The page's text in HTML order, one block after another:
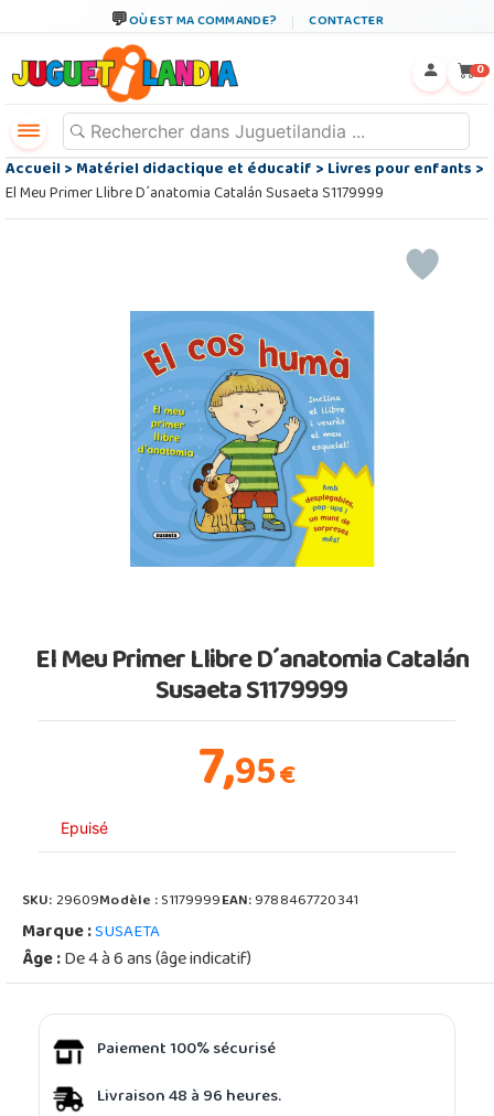
OÙ EST MA COMMANDE? CONTACTER
0
Accueil>Matériel didactique et éducatif>Livres pour enfants>
El Meu Primer Llibre D´anatomia Catalán Susaeta S1179999
El Meu Primer Llibre D´anatomia Catalán
Susaeta S1179999
7,95€
Epuisé
SKU:29609Modèle :S1179999EAN:9788467720341
Marque :SUSAETA
Âge :De 4 à 6 ans (âge indicatif)
Paiement 100% sécurisé
Livraison 48 à 96 heures.